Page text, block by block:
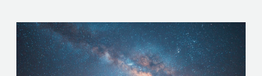
véhicule hors d’usage lors d’un rachat cash, il est...